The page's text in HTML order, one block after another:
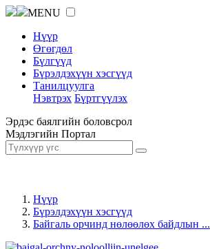
MENU
Нүүр
Өгөгдөл
Бүлгүүд
Бүрэлдэхүүн хэсгүүд
Танилцуулга
Нэвтрэх Бүртгүүлэх
Эрдэс баялгийн боловсрол
Мэдлэгийн Портал
Нүүр
Бүрэлдэхүүн хэсгүүд
Байгаль орчинд нөлөөлөх байдлын ...